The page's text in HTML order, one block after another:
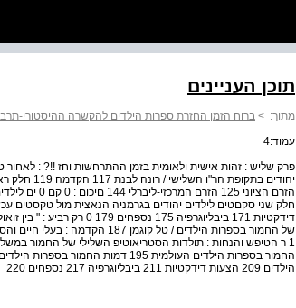
תוכן העניינים
מתוך: > ברוח הזמן החזרת ספרות הילדים להקשרה ההיסטורי-
עמוד:4
פרק שליש : זהות אישית ולאומית בזמן ההתרחשות וחז !!? : לאחור
דידקטיות 171 ביבליוגרפיה
הילדים 209 הצעות דידקטיות 211 ביבליוגרפיה 217 נספחים 220